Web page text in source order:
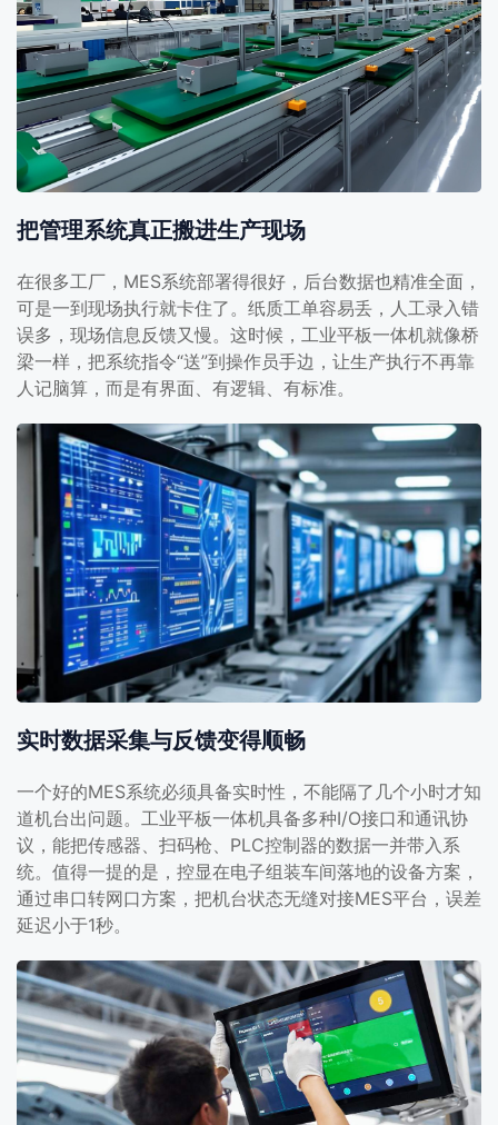
把管理系统真正搬进生产现场
在很多工厂，MES系统部署得很好，后台数据也精准全面，
可是一到现场执行就卡住了。纸质工单容易丢，人工录入错
误多，现场信息反馈又慢。这时候，工业平板一体机就像桥
梁一样，把系统指令“送”到操作员手边，让生产执行不再靠
人记脑算，而是有界面、有逻辑、有标准。
实时数据采集与反馈变得顺畅
一个好的MES系统必须具备实时性，不能隔了几个小时才知
道机台出问题。工业平板一体机具备多种I/O接口和通讯协
议，能把传感器、扫码枪、PLC控制器的数据一并带入系
统。值得一提的是，控显在电子组装车间落地的设备方案，
通过串口转网口方案，把机台状态无缝对接MES平台，误差
延迟小于1秒。